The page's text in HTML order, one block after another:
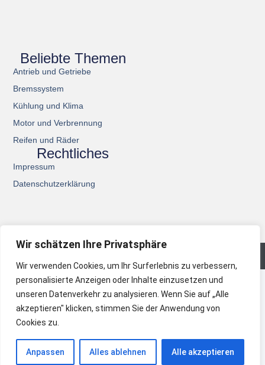
Wir schätzen Ihre Privatsphäre
Wir verwenden Cookies, um Ihr Surferlebnis zu verbessern,
personalisierte Anzeigen oder Inhalte einzusetzen und
unseren Datenverkehr zu analysieren. Wenn Sie auf „Alle
akzeptieren" klicken, stimmen Sie der Anwendung von
Cookies zu.
Anpassen Alles ablehnen Alle akzeptieren
Beliebte Themen
Antrieb und Getriebe
Bremssystem
Kühlung und Klima
Motor und Verbrennung
Reifen und Räder
Rechtliches
Impressum
Datenschutzerklärung
© 2026 All Rights Reserved.